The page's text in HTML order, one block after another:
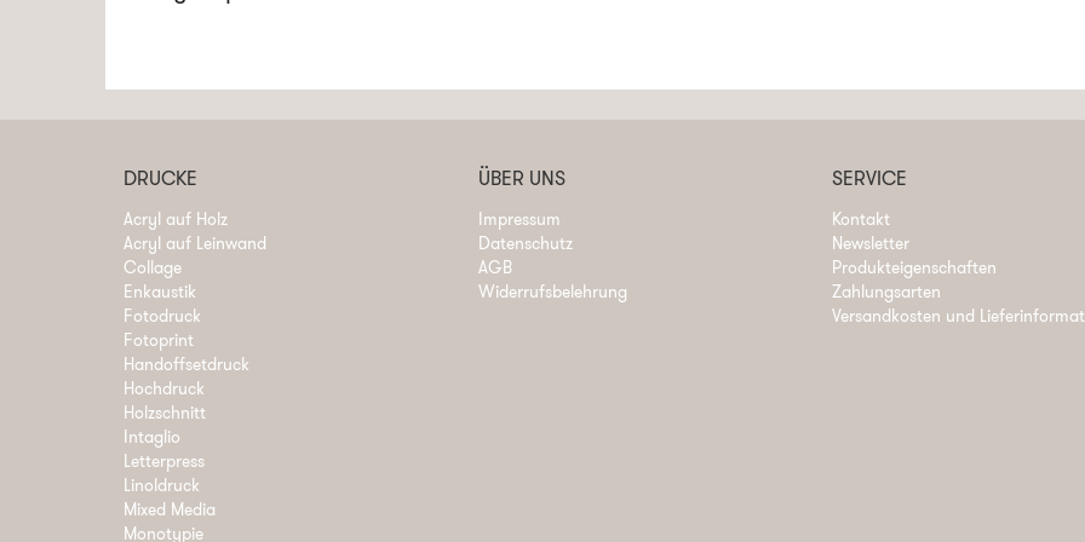
DRUCKE
Acryl auf Holz
Acryl auf Leinwand
Collage
Enkaustik
Fotodruck
Fotoprint
Handoffsetdruck
Hochdruck
Holzschnitt
Intaglio
Letterpress
Linoldruck
Mixed Media
Monotypie
ÜBER UNS
Impressum
Datenschutz
AGB
Widerrufsbelehrung
SERVICE
Kontakt
Newsletter
Produkteigenschaften
Zahlungsarten
Versandkosten und